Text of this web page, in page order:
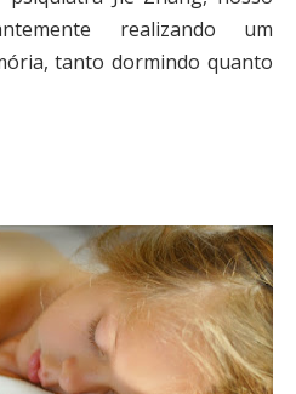
realizando um
tanto dormindo quanto